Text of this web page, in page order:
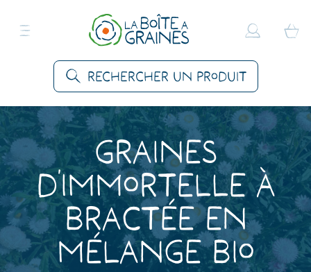
Rechercher un produit
Graines
d’Immortelle à
Bractée en
mélange Bio